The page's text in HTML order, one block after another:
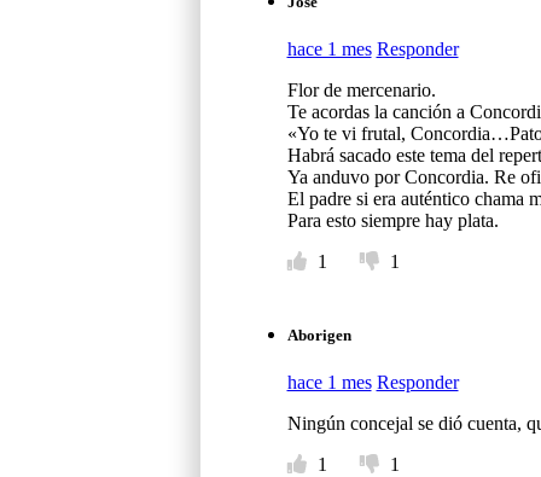
hace 1 mes Responder
Flor de mercenario.
Te acordas la canción a
«Yo te vi frutal,
Habrá sacado este tema del
Ya anduvo por Concordia. Re
El padre si era auténtico chama
Para esto siempre hay plata.
1
1
Aborigen
hace 1 mes Responder
Ningún concejal se dió cuenta,
1
1